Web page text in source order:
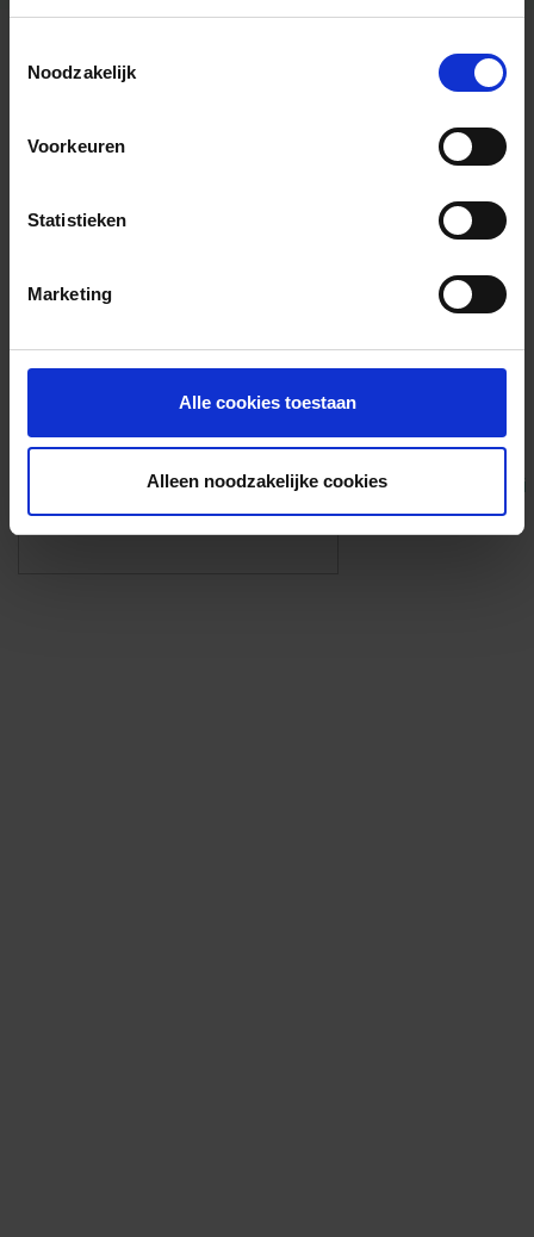
Noodzakelijk
Voorkeuren
Statistieken
Marketing
Alle cookies toestaan
Alleen noodzakelijke cookies
Algemene informatie
Foto’s ({{photos.length}})
Eigen foto’s